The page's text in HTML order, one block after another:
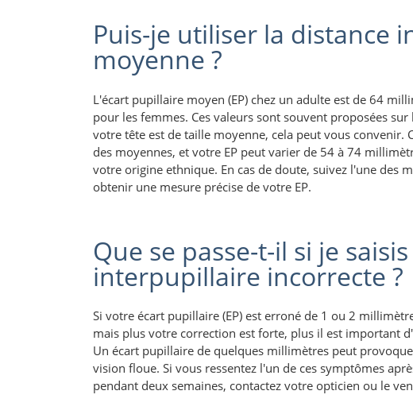
Puis-je utiliser la distance
moyenne ?
L'écart pupillaire moyen (EP) chez un adulte est de 64
pour les femmes. Ces valeurs sont souvent proposées
votre tête est de taille moyenne, cela peut vous
des moyennes, et votre EP peut varier de 54 à 74
votre origine ethnique. En cas de doute, suivez l'une des
obtenir une mesure précise de votre EP.
Que se passe-t-il si je
interpupillaire incorrecte ?
Si votre écart pupillaire (EP) est erroné de 1 ou 2
mais plus votre correction est forte, plus il est important
Un écart pupillaire de quelques millimètres peut
vision floue. Si vous ressentez l'un de ces symptômes
pendant deux semaines, contactez votre opticien ou le